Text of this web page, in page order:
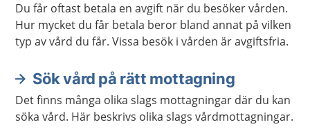
Du får oftast betala en avgift när du besöker vården.
Hur mycket du får betala beror bland annat på vilken
typ av vård du får. Vissa besök i vården är avgiftsfria.
Sök vård på rätt mottagning
Det finns många olika slags mottagningar där du kan
söka vård. Här beskrivs olika slags vårdmottagningar.